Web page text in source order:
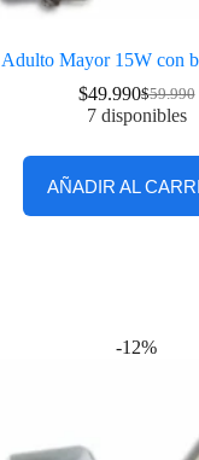
Mayor 15W con
$59.990
$49.990
7 disponibles
AÑADIR AL
-12%